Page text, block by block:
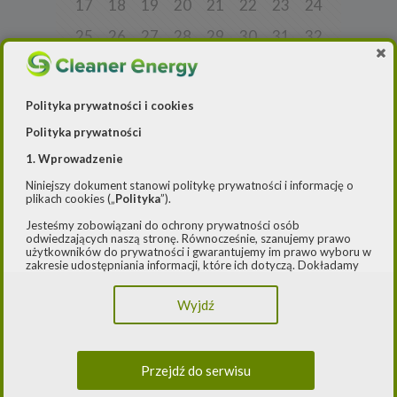
17 18 19 20 21 22 23
24
25
26 27 28 29 30 31
32
33
34 35 36
42 43 44
49
50 51
57
58
65
66 67 68 69 70 71
72
73
74 75 76 77 78 79
81
82 83 84 85 86 87
88
90 91 92 93 94 95
100 101
115 116 117 118
Polityka prywatności i cookies
Polityka prywatności
1. Wprowadzenie
Niniejszy dokument stanowi politykę prywatności i informację o
plikach cookies („Polityka”).
Jesteśmy zobowiązani do ochrony prywatności osób
odwiedzających naszą stronę. Równocześnie, szanujemy prawo
użytkowników do prywatności i gwarantujemy im prawo wyboru w
zakresie udostępniania informacji, które ich dotyczą. Dokładamy
przepisami, w szczególności rozporządzeniem Parlamentu
Europejskiego i Rady (UE) 2016/979 z dnia 27 kwietnia 2016 r. w
10 maja 2018 roku o ochronie danych osobowych („
Wyjdź
Przejdź do serwisu